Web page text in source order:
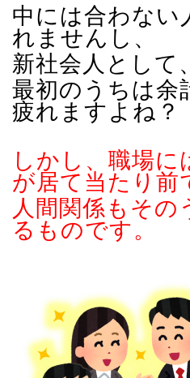
中には合わない
れませんし、
新社会人として、
最初のうちは余
疲れますよね？
しかし、職場に
が居て当たり前
人間関係もその
るものです。